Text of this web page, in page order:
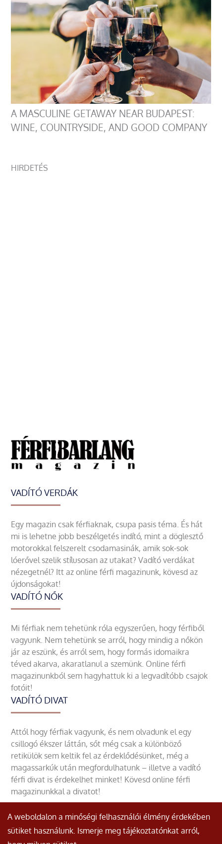
A MASCULINE GETAWAY NEAR BUDAPEST:
WINE, COUNTRYSIDE, AND GOOD COMPANY
HIRDETÉS
VADÍTÓ VERDÁK
Egy magazin csak férfiaknak, csupa pasis téma. És hát
mi is lehetne jobb beszélgetés indító, mint a döglesztő
motorokkal felszerelt csodamasinák, amik sok-sok
lóerővel szelik stílusosan az utakat? Vadító verdákat
nézegetnél? Itt az online férfi magazinunk, kövesd az
újdonságokat!
VADÍTÓ NŐK
Mi férfiak nem tehetünk róla egyszerűen, hogy férfiből
vagyunk. Nem tehetünk se arról, hogy mindig a nőkön
jár az eszünk, és arról sem, hogy formás idomaikra
téved akarva, akaratlanul a szemünk. Online férfi
magazinunkból sem hagyhattuk ki a legvadítóbb csajok
fotóit!
VADÍTÓ DIVAT
Attól hogy férfiak vagyunk, és nem olvadunk el egy
csillogó ékszer láttán, sőt még csak a különböző
retikülök sem keltik fel az érdeklődésünket, még a
magassarkúk után megfordulhatunk – illetve a vadító
férfi divat is érdekelhet minket! Kövesd online férfi
magazinunkkal a divatot!
A weboldalon a minőségi felhasználói élmény érdekében
sütiket használunk. Ismerje meg tájékoztatónkat arról,